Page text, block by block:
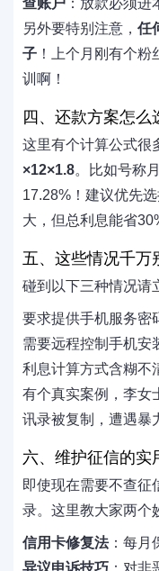
查账户 ：放款必须进
另外要特别注意， 任
子 ！上个月刚有个
训啊！
四、还款方案怎么
这里有个计算公式很
×12×1.8。比如号称
17.28%！建议优先
大，但总利息能省
五、这些情况千万
碰到以下三种情况请
要求提供手机服务密
需要远程控制手机安
利息计算方式含糊不
有个真实案例，李女
讯录被复制，遭遇暴
六、维护征信的实
即使现在需要不查征
录。这里教大家两个
信用卡修复法：每月
异议申诉技巧 ：对